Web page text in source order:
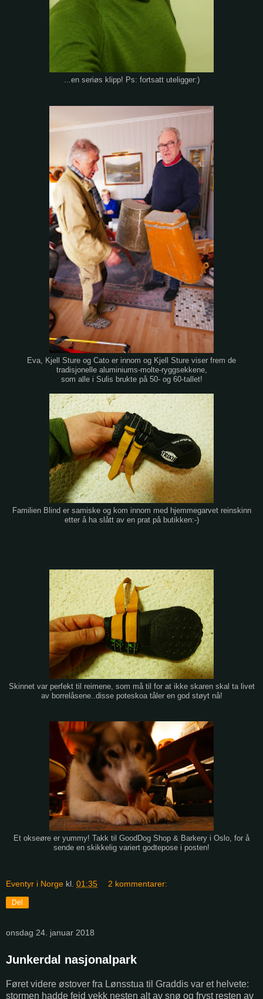
...en seriøs klipp! Ps: fortsatt uteligger:)
Eva, Kjell Sture og Cato er innom og Kjell Sture viser frem de
tradisjonelle aluminiums-molte-ryggsekkene,
som alle i Sulis brukte på 50- og 60-tallet!
Familien Blind er samiske og kom innom med hjemmegarvet reinskinn
etter å ha slått av en prat på butikken:-)
Skinnet var perfekt til reimene, som må til for at ikke skaren skal ta livet
av borrelåsene..disse poteskoa tåler en god støyt nå!
Et okseøre er yummy! Takk til GoodDog Shop & Barkery i Oslo, for å
sende en skikkelig variert godtepose i posten!
Eventyr i Norge kl. 01:35 2 kommentarer:
Del
onsdag 24. januar 2018
Junkerdal nasjonalpark
Føret videre østover fra Lønsstua til Graddis var et helvete:
stormen hadde feid vekk nesten alt av snø og fryst resten av